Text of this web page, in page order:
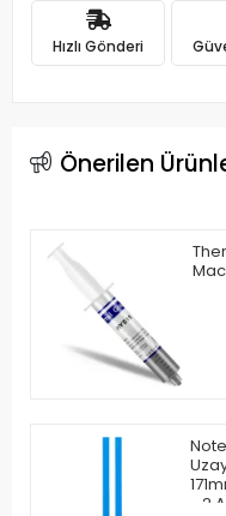
Hızlı Gönderi
Önerilen
- 2